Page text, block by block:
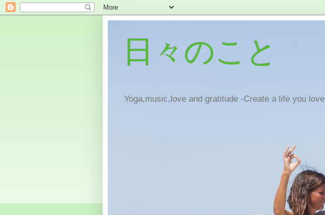
日々のこと
Yoga,music,love and gratitude -Create a life you love